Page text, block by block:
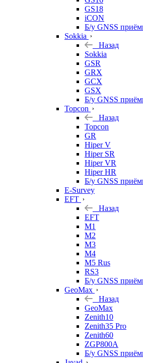
GS18
iCON
Б/у GNSS
Sokkia
Назад
Sokkia
GSR
GRX
GCX
GSX
Б/у GNSS
Topcon
Назад
Topcon
GR
Hiper V
Hiper SR
Hiper VR
Hiper HR
Б/у GNSS
E-Survey
EFT
Назад
EFT
M1
M2
M3
M4
M5 Rus
RS3
Б/у GNSS
GeoMax
Назад
GeoMax
Zenith10
Zenith35 Pro
Zenith60
ZGP800A
Б/у GNSS